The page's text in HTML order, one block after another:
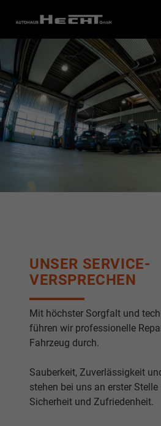
UNSER SERVICE-
VERSPRECHEN
Mit höchster Sorgfalt und
führen wir professionelle
Fahrzeug durch.
Sauberkeit, Zuverlässigkeit
stehen bei uns an erster
Sicherheit und Zufriedenheit.